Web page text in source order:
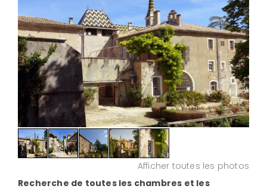
Afficher toutes les photos
Recherche de toutes les chambres et les